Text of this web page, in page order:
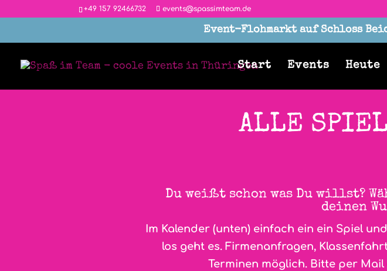
‭+49 157 92466732 events@spassimteam.de
Event-Flohmarkt auf Schloss
Start Events Heute
ALLE
Du weißt schon was Du willst?
deinen
Im Kalender (unten) einfach ein ein Spiel
los geht es. Firmenanfragen,
Terminen möglich. Bitte per